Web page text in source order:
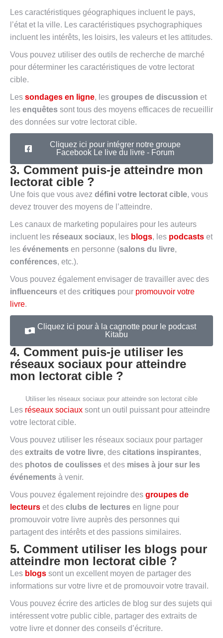
Les caractéristiques géographiques incluent le pays,
l’état et la ville. Les caractéristiques psychographiques
incluent les intérêts, les loisirs, les valeurs et les attitudes.
Vous pouvez utiliser des outils de recherche de marché
pour déterminer les caractéristiques de votre lectorat
cible.
Les sondages en ligne, les groupes de discussion et
les enquêtes sont tous des moyens efficaces de recueillir
des données sur votre lectorat cible.
Cliquez ici pour intégrer notre groupe
Facebook Le live du livre - Forum
3. Comment puis-je atteindre mon
lectorat cible ?
Une fois que vous avez défini votre lectorat cible, vous
devez trouver des moyens de l’atteindre.
Les canaux de marketing populaires pour les auteurs
incluent les réseaux sociaux, les blogs, les podcasts et
les événements en personne (salons du livre,
conférences, etc.).
Vous pouvez également envisager de travailler avec des
influenceurs et des critiques pour promouvoir votre
livre.
Cliquez ici pour à la cagnotte pour le podcast
Kitabu
4. Comment puis-je utiliser les
réseaux sociaux pour atteindre
mon lectorat cible ?
Utiliser les réseaux sociaux pour atteindre son lectorat cible
Les réseaux sociaux sont un outil puissant pour atteindre
votre lectorat cible.
Vous pouvez utiliser les réseaux sociaux pour partager
des extraits de votre livre, des citations inspirantes,
des photos de coulisses et des mises à jour sur les
événements à venir.
Vous pouvez également rejoindre des groupes de
lecteurs et des clubs de lectures en ligne pour
promouvoir votre livre auprès des personnes qui
partagent des intérêts et des passions similaires.
5. Comment utiliser les blogs pour
atteindre mon lectorat cible ?
Les blogs sont un excellent moyen de partager des
informations sur votre livre et de promouvoir votre travail.
Vous pouvez écrire des articles de blog sur des sujets qui
intéressent votre public cible, partager des extraits de
votre livre et donner des conseils d’écriture.